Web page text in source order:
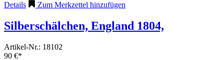
Details Zum Merkzettel hinzufügen
Silberschälchen, England 1804,
Artikel-Nr.: 18102
90 €*